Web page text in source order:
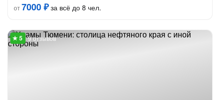
от7000 ₽за всё до 8 чел.
9 отзывов